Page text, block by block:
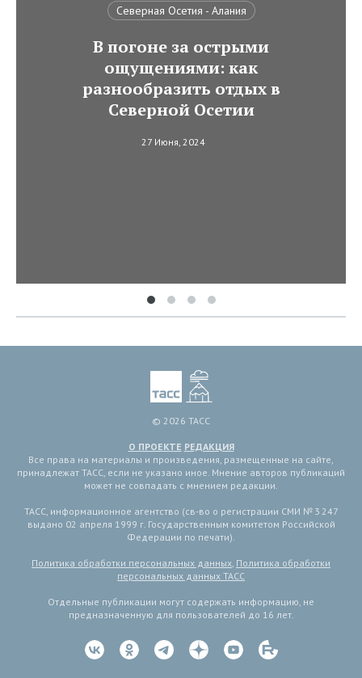
Северная Осетия - Алания
В погоне за острыми
ощущениями: как
разнообразить отдых в
Северной Осетии
27 Июня, 2024
© 2026 ТАСС
О ПРОЕКТЕ РЕДАКЦИЯ
Все права на материалы и произведения, размещенные на сайте,
принадлежат ТАСС, если не указано иное. Мнение авторов публикаций
может не совпадать с мнением редакции.
ТАСС, информационное агентство (св-во о регистрации СМИ № 3 247
выдано 02 апреля 1999 г. Государственным комитетом Российской
Федерации по печати).
Политика обработки персональных данных, Политика обработки
персональных данных ТАСС
Отдельные публикации могут содержать информацию, не
предназначенную для пользователей до 16 лет.